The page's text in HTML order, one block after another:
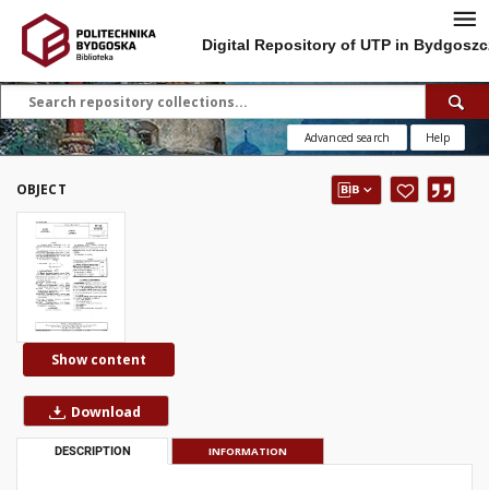
Digital Repository of UTP in
Advanced search Help
OBJECT
Show content
Download
DESCRIPTION INFORMATION